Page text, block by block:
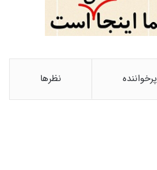
پرخواننده نظرها